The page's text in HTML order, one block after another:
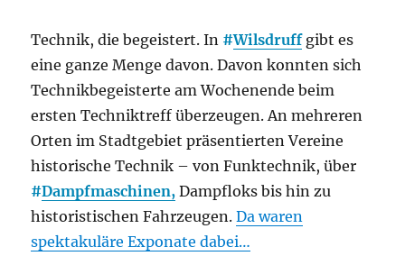
Technik, die begeistert. In #Wilsdruffgibt es
eine ganze Menge davon. Davon konnten sich
Technikbegeisterte am Wochenende beim
ersten Techniktreff überzeugen. An mehreren
Orten im Stadtgebiet präsentierten Vereine
historische Technik – von Funktechnik, über
#Dampfmaschinen, Dampfloks bis hin zu
historistischen Fahrzeugen.Da waren
spektakuläre Exponate dabei…